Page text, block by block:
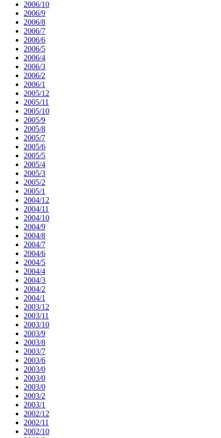
2006/10
2006/9
2006/8
2006/7
2006/6
2006/5
2006/4
2006/3
2006/2
2006/1
2005/12
2005/11
2005/10
2005/9
2005/8
2005/7
2005/6
2005/5
2005/4
2005/3
2005/2
2005/1
2004/12
2004/11
2004/10
2004/9
2004/8
2004/7
2004/6
2004/5
2004/4
2004/3
2004/2
2004/1
2003/12
2003/11
2003/10
2003/9
2003/8
2003/7
2003/6
2003/0
2003/0
2003/0
2003/2
2003/1
2002/12
2002/11
2002/10